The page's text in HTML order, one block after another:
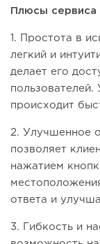
Плюсы сервиса
1. Простота в
легкий и
делает его
пользователей.
происходит
2. Улучшенное
позволяет
нажатием
ответа и
3. Гибкость и